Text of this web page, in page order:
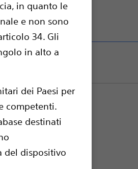
in quanto le
e non sono
34. Gli
in alto a
dei Paesi per
competenti.
destinati
del dispositivo